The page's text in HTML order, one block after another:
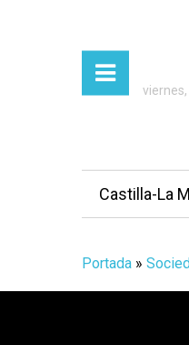
Castilla-La
Portada »